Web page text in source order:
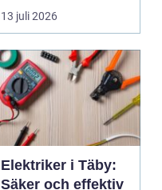
Stockholm handlar
valet av däck...
13 juli 2026
Elektriker i Täby:
Säker och effektiv